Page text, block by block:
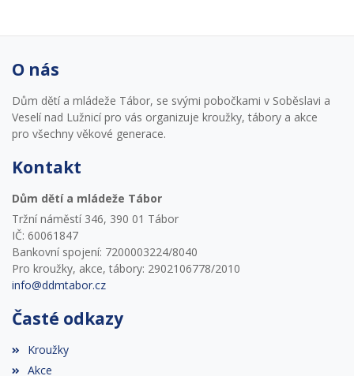
O nás
Dům dětí a mládeže Tábor, se svými pobočkami v Soběslavi a
Veselí nad Lužnicí pro vás organizuje kroužky, tábory a akce
pro všechny věkové generace.
Kontakt
Dům dětí a mládeže Tábor
Tržní náměstí 346, 390 01 Tábor
IČ: 60061847
Bankovní spojení: 7200003224/8040
Pro kroužky, akce, tábory: 2902106778/2010
info@ddmtabor.cz
Časté odkazy
Kroužky
Akce